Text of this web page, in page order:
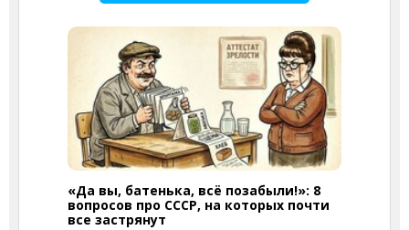
«Да вы, батенька, всё позабыли!»: 8
вопросов про СССР, на которых почти
все застрянут